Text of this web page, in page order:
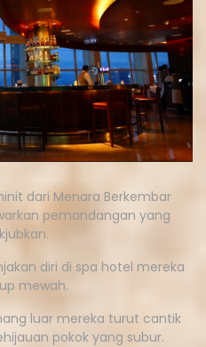
dari Menara Berkembar
pemandangan yang
diri di spa hotel mereka
mewah.
luar mereka turut cantik
pokok yang subur.